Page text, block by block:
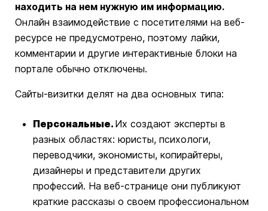
находить на нем нужную им информацию.
Онлайн взаимодействие с посетителями на веб-
ресурсе не предусмотрено, поэтому лайки,
комментарии и другие интерактивные блоки на
портале обычно отключены.
Сайты-визитки делят на два основных типа:
Персональные.Их создают эксперты в
разных областях: юристы, психологи,
переводчики, экономисты, копирайтеры,
дизайнеры и представители других
профессий. На веб-странице они публикуют
краткие рассказы о своем профессиональном